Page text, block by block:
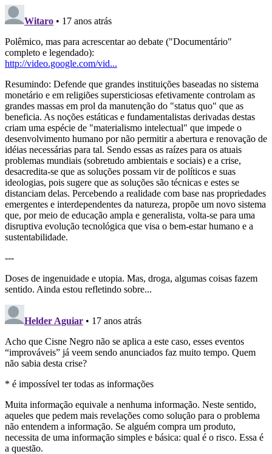
Witaro • 17 anos atrás
Polêmico, mas para acrescentar ao debate ("Documentário"
completo e legendado):
http://video.google.com/vid...
Resumindo: Defende que grandes instituições baseadas no sistema
monetário e em religiões supersticiosas efetivamente controlam as
grandes massas em prol da manutenção do "status quo" que as
beneficia. As noções estáticas e fundamentalistas derivadas destas
criam uma espécie de "materialismo intelectual" que impede o
desenvolvimento humano por não permitir a abertura e renovação de
idéias necessárias para tal. Sendo essas as raízes para os atuais
problemas mundiais (sobretudo ambientais e sociais) e a crise,
desacredita-se que as soluções possam vir de políticos e suas
ideologias, pois sugere que as soluções são técnicas e estes se
distanciam delas. Percebendo a realidade com base nas propriedades
emergentes e interdependentes da natureza, propõe um novo sistema
que, por meio de educação ampla e generalista, volta-se para uma
disruptiva evolução tecnológica que visa o bem-estar humano e a
sustentabilidade.
---
Doses de ingenuidade e utopia. Mas, droga, algumas coisas fazem
sentido. Ainda estou refletindo sobre...
Helder Aguiar • 17 anos atrás
Acho que Cisne Negro não se aplica a este caso, esses eventos
“improváveis” já veem sendo anunciados faz muito tempo. Quem
não sabia desta crise?
* é impossível ter todas as informações
Muita informação equivale a nenhuma informação. Neste sentido,
aqueles que pedem mais revelações como solução para o problema
não entendem a informação. Se alguém compra um produto,
necessita de uma informação simples e básica: qual é o risco. Essa é
a questão.